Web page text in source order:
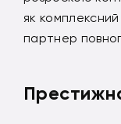
як
партнер